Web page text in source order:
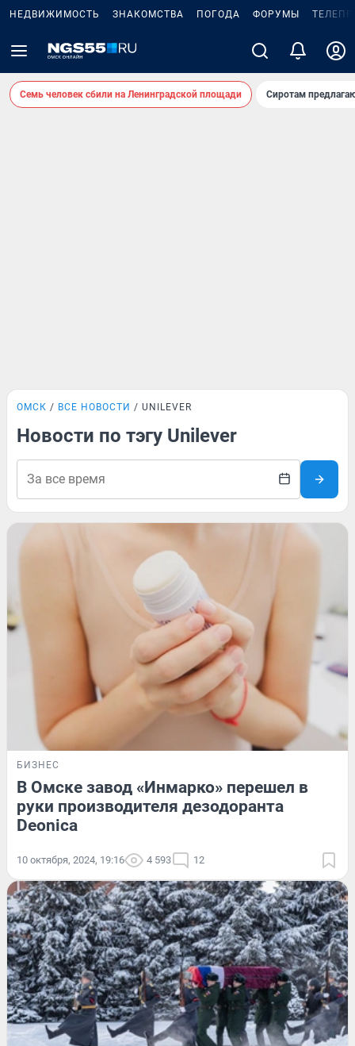
НЕДВИЖИМОСТЬ ЗНАКОМСТВА ПОГОДА ФОРУМЫ
Семь человек сбили на Ленинградской площади Сиротам
ОМСК ВСЕ НОВОСТИ UNILEVER
Новости по тэгу Unilever
БИЗНЕС
В Омске завод «Инмарко» перешел в
руки производителя дезодоранта
Deoniсa
10 октября, 2024, 19:16 4 593 12